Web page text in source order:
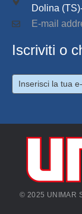
Dolina
E-mail
Iscriviti o
© 2025 UNIMAR